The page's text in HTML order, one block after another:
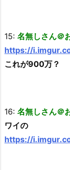
15: 名無しさん＠
https://
これが900万？
16: 名無しさん＠
ワイの
https://